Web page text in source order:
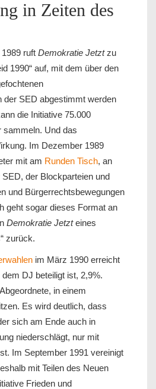
in Zeiten des
ruft Demokratie Jetztzu
1990“ auf, mit dem über den
der SED abgestimmt werden
die Initiative 75.000
sammeln. Und das
Im Dezember 1989
mit am Runden Tisch, an
der Blockparteien und
und Bürgerrechtsbewegungen
geht sogar dieses Format an
Demokratie Jetzteines
zurück.
im März 1990 erreicht
DJ beteiligt ist, 2,9%.
in einem
Es wird deutlich, dass
sich am Ende auch in
niederschlägt, nur mit
Im September 1991 vereinigt
mit Teilen des Neuen
Frieden und